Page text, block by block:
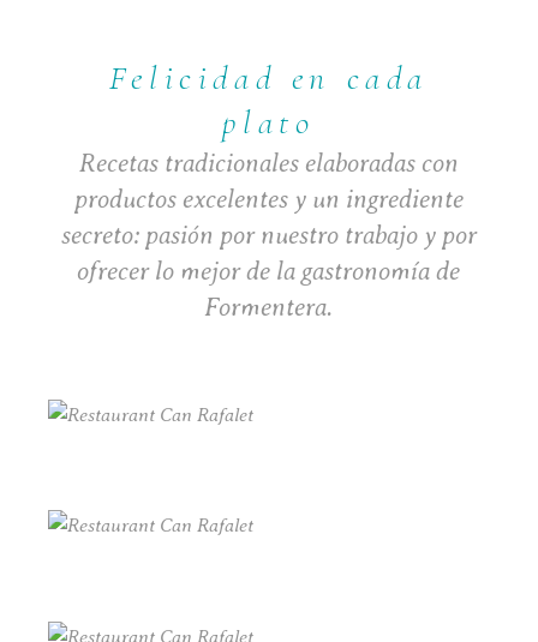
Felicidad en cada
plato
Recetas tradicionales elaboradas con
productos excelentes y un ingrediente
secreto: pasión por nuestro trabajo y por
ofrecer lo mejor de la gastronomía de
Formentera.